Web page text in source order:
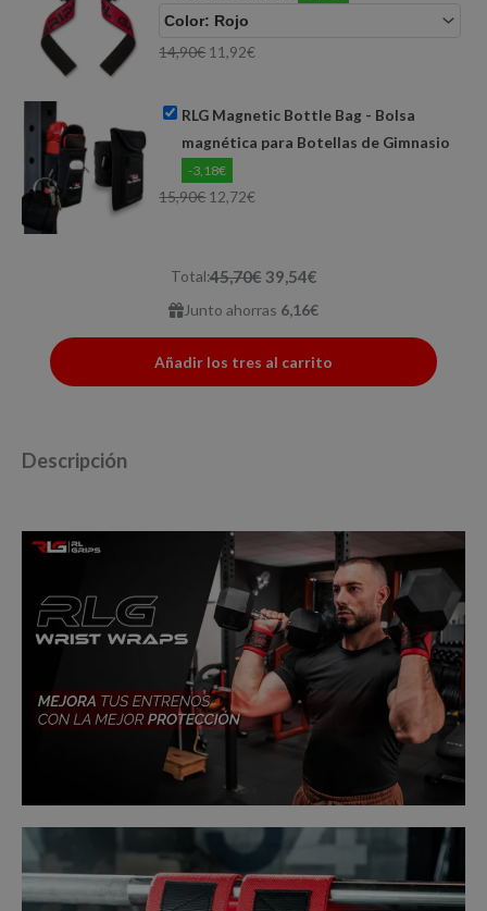
14,90€ 11,92€
RLG Magnetic Bottle Bag - Bolsa
magnética para Botellas de Gimnasio
-3,18€
15,90€ 12,72€
Total:45,70€39,54€
Junto ahorras 6,16€
Añadir los tres al carrito
Descripción